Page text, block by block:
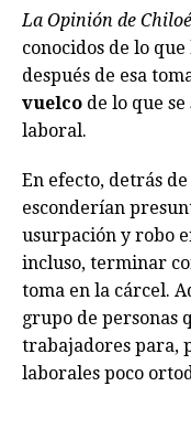
La Opinión de Chiloé
conocidos de lo
después de esa
vuelco de lo que
laboral.
En efecto, detrás
esconderían
usurpación y robo
incluso, terminar
toma en la cárcel.
grupo de personas
trabajadores para,
laborales poco